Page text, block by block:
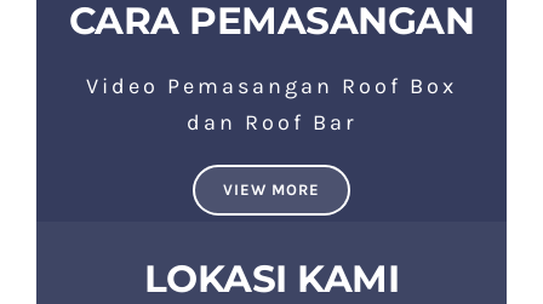
CARA PEMASANGAN
Video Pemasangan Roof Box
dan Roof Bar
VIEW MORE
LOKASI KAMI